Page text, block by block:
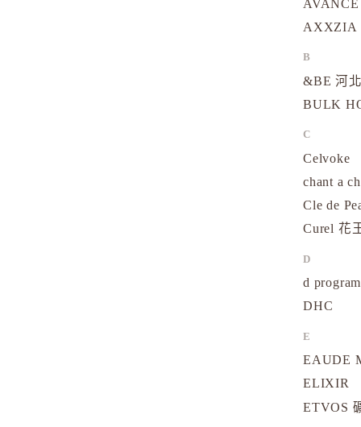
AVANCE
AXXZIA
B
&BE 河
BULK
C
Celvoke
chant a
Cle de
Curel 花
D
d
DHC
E
EAUDE
ELIXIR
ETVOS